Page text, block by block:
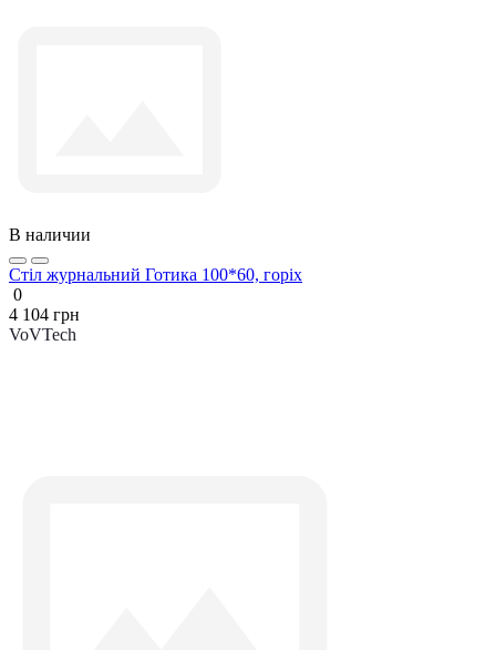
В наличии
Стіл журнальний Готика 100*60, горіх
0
4 104 грн
VoVTech